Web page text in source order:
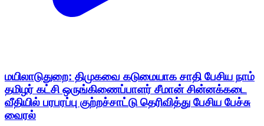
மயிலாடுதுறை: திமுகவை கடுமையாக சாதி பேசிய நாம்
தமிழர் கட்சி ஒருங்கிணைப்பாளர் சீமான் சின்னக்கடை
வீதியில் பரபரப்பு குற்றச்சாட்டு தெரிவித்து பேசிய பேச்சு
வைரல்